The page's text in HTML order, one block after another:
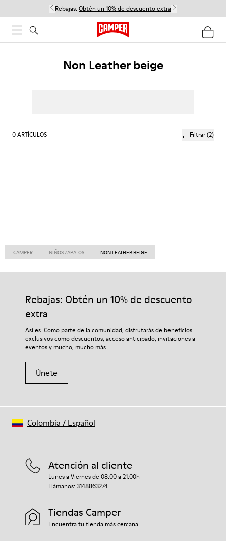
Rebajas: Obtén un 10% de descuento extra
Non Leather beige
Filtrar(2)
0ARTÍCULOS
CAMPER NIÑOS ZAPATOS NON LEATHER BEIGE
Rebajas: Obtén un 10% de descuento
extra
Así es. Como parte de la comunidad, disfrutarás de beneficios
exclusivos como descuentos, acceso anticipado, invitaciones a
eventos y mucho, mucho más.
Únete
Atención al cliente
Lunes a Viernes de 08:00 a 21:00h
Llámanos: 3148863274
Tiendas Camper
Encuentra tu tienda más cercana
Colombia / Español